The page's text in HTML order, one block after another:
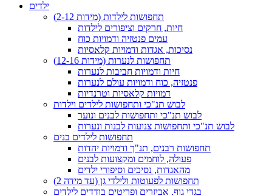
ילדים
תחפושות לילדות (מידות 2-12)
חיות, חרקים וציפורים לילדות
עמים פנטזיה ודמויות כוח
נסיכות, אגדות ודמויות קלאסיות
תחפושות לנערות (מידות 12-16)
חיות ודמויות חביבות לנערות
פנטזיה, כוח ודמויות עולם לנערות
דמויות קלאסיות וטרנדיות
לבוש תנ"כי ותחפושות לילדים וילדות
לבוש תנ"כי ותחפושות לבנים ונוער
לבוש תנ"כי ותחפושות צנועות לבנות ונערות
תחפושות לילדים בנים
תחפושות רבנים, תנ"ך ודמויות יהדות
פעולה, לוחמים ומקצועות לבנים
מהאגדות, נסיכים וסיפורי ילדים
תחפושות לפעוטות ולילדי גן (עד מידה 2)
בגדי גוף, אביזרים ופריטים בודדים לילדים